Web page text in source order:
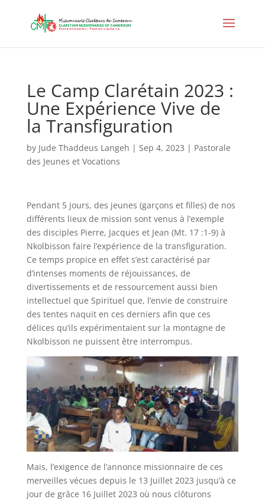
Le Camp Clarétain 2023 :
Une Expérience Vive de
la Transfiguration
by Jude Thaddeus Langeh | Sep 4, 2023 | Pastorale
des Jeunes et Vocations
Pendant 5 jours, des jeunes (garçons et filles) de nos
différents lieux de mission sont venus à l’exemple
des disciples Pierre, Jacques et Jean (Mt. 17 :1-9) à
Nkolbisson faire l’expérience de la transfiguration.
Ce temps propice en effet s’est caractérisé par
d’intenses moments de réjouissances, de
divertissements et de ressourcement aussi bien
intellectuel que Spirituel que, l’envie de construire
des tentes naquit en ces derniers afin que ces
délices qu’ils expérimentaient sur la montagne de
Nkolbisson ne puissent être interrompus.
Mais, l’exigence de l’annonce missionnaire de ces
merveilles vécues depuis le 13 Juillet 2023 jusqu’à ce
jour de grâce 16 Juillet 2023 où nous clôturons